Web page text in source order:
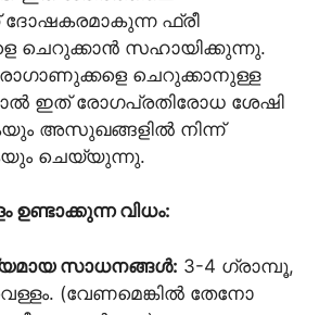
ഫ്രീ
ചെറുക്കാൻ സഹായിക്കുന്നു.
ചെറുക്കാനുള്ള
ഇത് രോഗപ്രതിരോധ ശേഷി
അസുഖങ്ങളിൽ നിന്ന്
ചെയ്യുന്നു.
ഉണ്ടാക്കുന്ന വിധം:
സാധനങ്ങൾ: 3-4 ഗ്രാമ്പൂ,
(വേണമെങ്കിൽ തേനോ